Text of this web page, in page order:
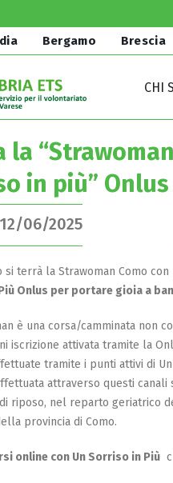
Bergamo Brescia
CHI
la
in più” Onlus
12/06/2025
si terrà la Strawoman Como con
Onlus per portare gioia a
è una corsa/camminata non
iscrizione attivata tramite la
tramite i punti attivi di
attraverso questi canali
riposo, nel reparto geriatrico
provincia di Como.
online con Un Sorriso in Più